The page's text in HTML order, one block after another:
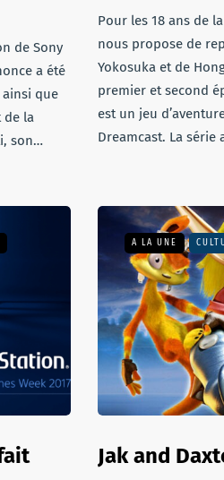
de Sony
a été
que
de la
son…
Pour les 18 ans de
nous propose de
Yokosuka et de
premier et second
est un jeu
Dreamcast. La série
A LA UNE
Jak and